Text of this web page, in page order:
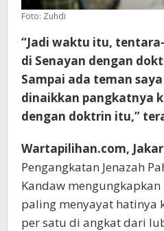
Foto: Zuhdi
“Jadi waktu itu,
di Senayan dengan
Sampai ada teman
dinaikkan pangkatnya
dengan doktrin itu,”
Wartapilihan.com,
Pengangkatan Jenazah
Kandaw
paling menyayat hatinya
per satu di angkat dari